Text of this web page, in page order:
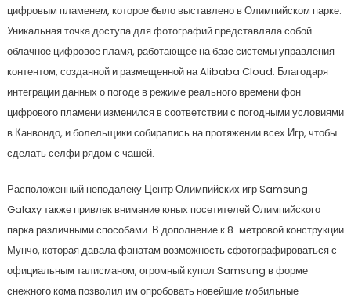
цифровым пламенем, которое было выставлено в Олимпийском парке.
Уникальная точка доступа для фотографий представляла собой
облачное цифровое пламя, работающее на базе системы управления
контентом, созданной и размещенной на Alibaba Cloud. Благодаря
интеграции данных о погоде в режиме реального времени фон
цифрового пламени изменился в соответствии с погодными условиями
в Канвондо, и болельщики собирались на протяжении всех Игр, чтобы
сделать селфи рядом с чашей.
Расположенный неподалеку Центр Олимпийских игр Samsung
Galaxy также привлек внимание юных посетителей Олимпийского
парка различными способами. В дополнение к 8-метровой конструкции
Мунчо, которая давала фанатам возможность сфотографироваться с
официальным талисманом, огромный купол Samsung в форме
снежного кома позволил им опробовать новейшие мобильные